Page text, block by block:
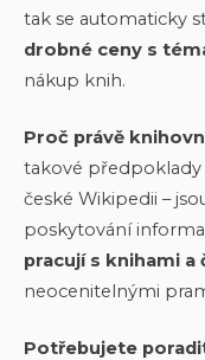
tak se automaticky
drobné ceny s
nákup knih.
Proč právě
takové předpoklady
české Wikipedii –
poskytování
pracují s knihami a
neocenitelnými
Potřebujete